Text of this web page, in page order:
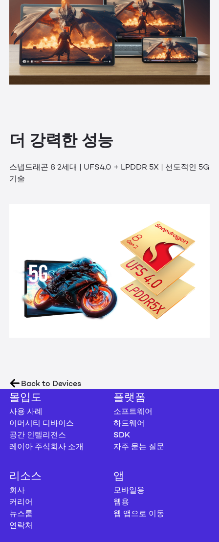
더 강력한 성능
스냅드래곤 8 2세대 | UFS4.0 + LPDDR 5X | 선도적인 5G
기술
Back to Devices
몰입도
사용 사례
이머시티 디바이스
공간 인텔리전스
레이아 주식회사 소개
플랫폼
소프트웨어
하드웨어
SDK
자주 묻는 질문
리소스
회사
커리어
뉴스룸
연락처
앱
모바일용
웹용
웹 앱으로 이동